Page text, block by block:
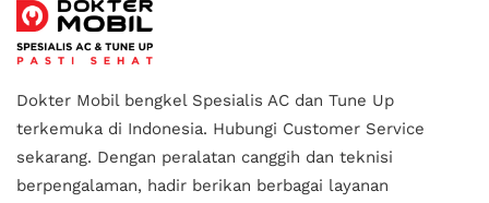
Dokter Mobil bengkel Spesialis AC dan Tune Up
terkemuka di Indonesia. Hubungi Customer Service
sekarang. Dengan peralatan canggih dan teknisi
berpengalaman, hadir berikan berbagai layanan